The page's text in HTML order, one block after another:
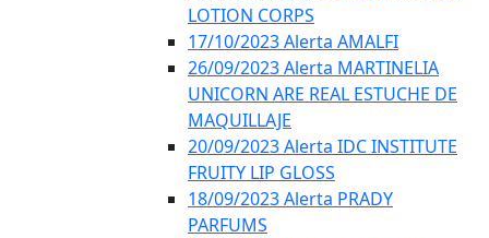
LOTION CORPS
17/10/2023 Alerta AMALFI
26/09/2023 Alerta MARTINELIA
UNICORN ARE REAL ESTUCHE DE
MAQUILLAJE
20/09/2023 Alerta IDC INSTITUTE
FRUITY LIP GLOSS
18/09/2023 Alerta PRADY
PARFUMS